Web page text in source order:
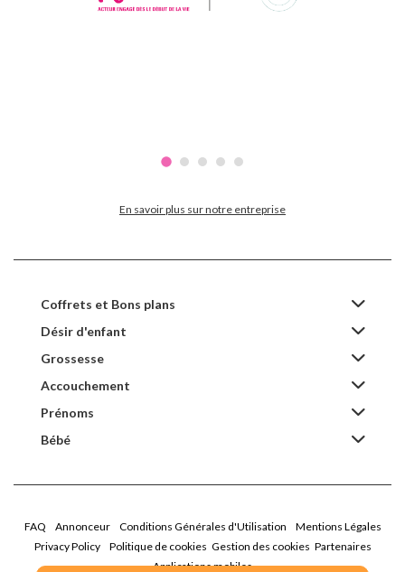
En savoir plus sur notre entreprise
Coffrets et Bons plans
Désir d'enfant
Grossesse
Accouchement
Prénoms
Bébé
FAQ Annonceur Conditions Générales d'Utilisation
Mentions Légales
Privacy Policy
Politique de cookies Gestion des cookies Partenaires
Applications mobiles